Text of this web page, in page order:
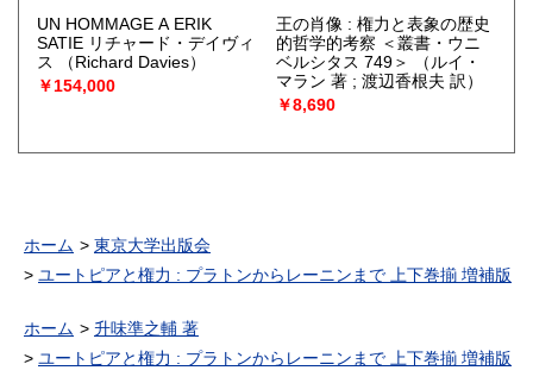
UN HOMMAGE A ERIK
SATIE リチャード・デイヴィ
ス
（Richard Davies）
￥154,000
王の肖像 : 権力と表象の歴史
的哲学的考察 ＜叢書・ウニ
ベルシタス 749＞
（ルイ・
マラン 著 ; 渡辺香根夫 訳）
￥8,690
ホーム
東京大学出版会
ユートピアと権力 : プラトンからレーニンまで 上下巻揃 増補版
ホーム
升味準之輔 著
ユートピアと権力 : プラトンからレーニンまで 上下巻揃 増補版